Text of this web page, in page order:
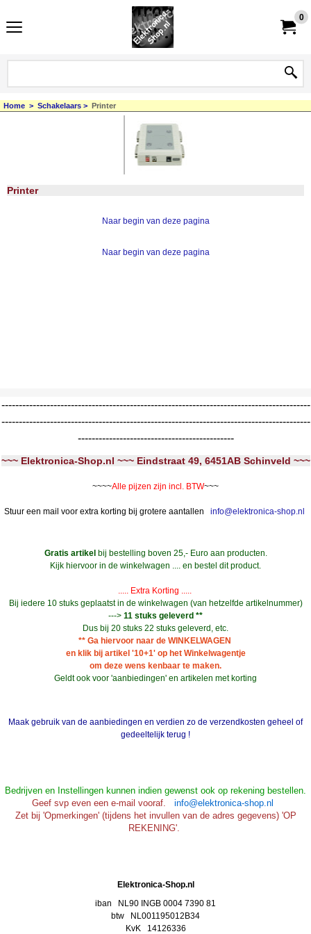
0
Home > Schakelaars > Printer
Printer
Naar begin van deze pagina
Naar begin van deze pagina
-----------------------------------------------------------------------------------------
-----------------------------------------------------------------------------------------
---------------------------------------------
~~~ Elektronica-Shop.nl ~~~ Eindstraat 49, 6451AB Schinveld ~~~
~~~~Alle pijzen zijn incl. BTW~~~
Stuur een mail voor extra korting bij grotere aantallen info@elektronica-shop.nl
Gratis artikel bij bestelling boven 25,- Euro aan producten.
Kijk hiervoor in de winkelwagen .... en bestel dit product.
..... Extra Korting .....
Bij iedere 10 stuks geplaatst in de winkelwagen (van hetzelfde artikelnummer)
---> 11 stuks geleverd **
Dus bij 20 stuks 22 stuks geleverd, etc.
** Ga hiervoor naar de WINKELWAGEN
en klik bij artikel '10+1' op het Winkelwagentje
om deze wens kenbaar te maken.
Geldt ook voor 'aanbiedingen' en artikelen met korting
Maak gebruik van de aanbiedingen en verdien zo de verzendkosten geheel of
gedeeltelijk terug !
Bedrijven en Instellingen kunnen indien gewenst ook op rekening bestellen.
Geef svp even een e-mail vooraf. info@elektronica-shop.nl
Zet bij 'Opmerkingen' (tijdens het invullen van de adres gegevens) 'OP
REKENING'.
Elektronica-Shop.nl
iban NL90 INGB 0004 7390 81
btw
NL001195012B34
KvK 14126336